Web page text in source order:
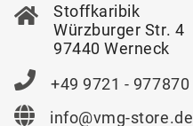
Stoffkaribik
Würzburger Str. 4
97440 Werneck
+49 9721 - 977870
info@vmg-store.de